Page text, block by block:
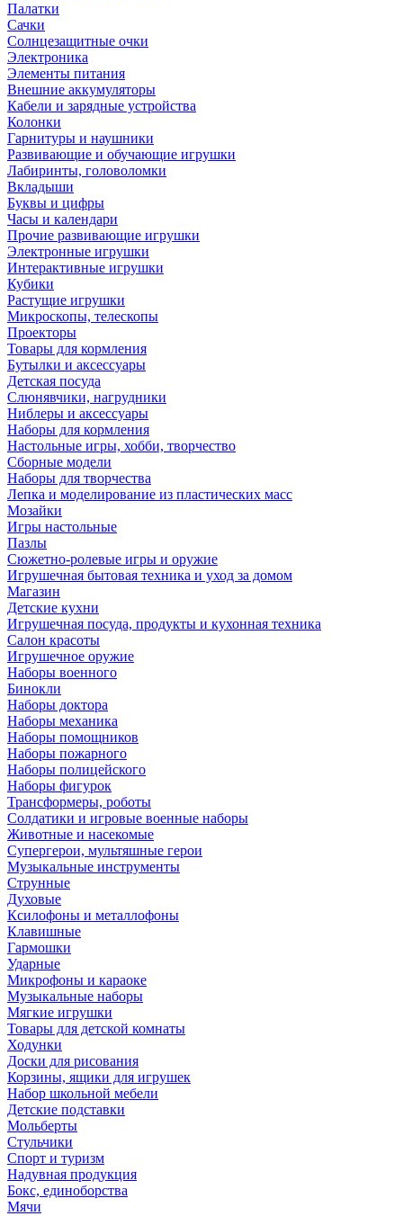
Палатки
Сачки
Солнцезащитные очки
Электроника
Элементы питания
Внешние аккумуляторы
Кабели и зарядные устройства
Колонки
Гарнитуры и наушники
Развивающие и обучающие игрушки
Лабиринты, головоломки
Вкладыши
Буквы и цифры
Часы и календари
Прочие развивающие игрушки
Электронные игрушки
Интерактивные игрушки
Кубики
Растущие игрушки
Микроскопы, телескопы
Проекторы
Товары для кормления
Бутылки и аксессуары
Детская посуда
Слюнявчики, нагрудники
Ниблеры и аксессуары
Наборы для кормления
Настольные игры, хобби, творчество
Сборные модели
Наборы для творчества
Лепка и моделирование из пластических масс
Мозайки
Игры настольные
Пазлы
Сюжетно-ролевые игры и оружие
Игрушечная бытовая техника и уход за домом
Магазин
Детские кухни
Игрушечная посуда, продукты и кухонная техника
Салон красоты
Игрушечное оружие
Наборы военного
Бинокли
Наборы доктора
Наборы механика
Наборы помощников
Наборы пожарного
Наборы полицейского
Наборы фигурок
Трансформеры, роботы
Солдатики и игровые военные наборы
Животные и насекомые
Супергерои, мультяшные герои
Музыкальные инструменты
Струнные
Духовые
Ксилофоны и металлофоны
Клавишные
Гармошки
Ударные
Микрофоны и караоке
Музыкальные наборы
Мягкие игрушки
Товары для детской комнаты
Ходунки
Доски для рисования
Корзины, ящики для игрушек
Набор школьной мебели
Детские подставки
Мольберты
Стульчики
Спорт и туризм
Надувная продукция
Бокс, единоборства
Мячи